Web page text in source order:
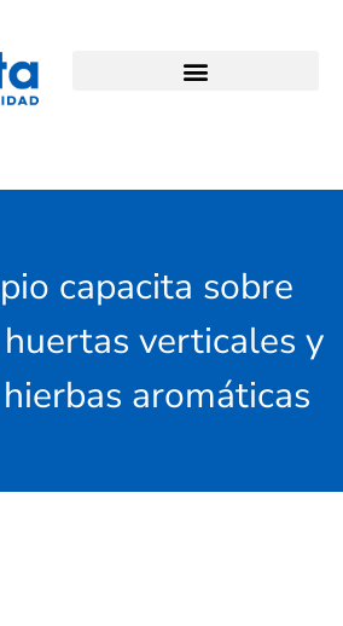
capacita sobre
verticales y
aromáticas